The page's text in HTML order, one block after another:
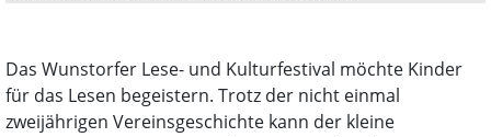
Das Wunstorfer Lese- und Kulturfestival möchte Kinder
für das Lesen begeistern. Trotz der nicht einmal
zweijährigen Vereinsgeschichte kann der kleine